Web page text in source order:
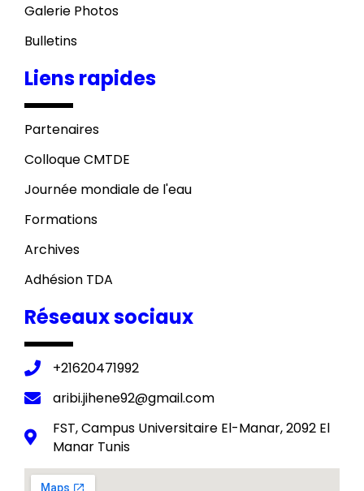
Galerie Photos
Bulletins
Liens rapides
Partenaires
Colloque CMTDE
Journée mondiale de l'eau
Formations
Archives
Adhésion TDA
Réseaux sociaux
+21620471992
aribi.jihene92@gmail.com
FST, Campus Universitaire El-Manar, 2092 El
Manar Tunis